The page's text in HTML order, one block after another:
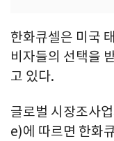
한화큐셀은 미국
비자들의 선택을
고 있다.
글로벌 시장조사
e)에 따르면 한화